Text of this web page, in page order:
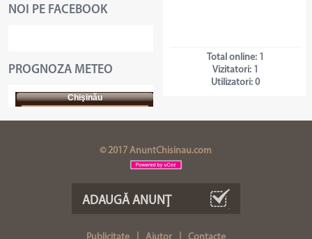
NOI PE FACEBOOK
PROGNOZA METEO
Chişinău
Total online: 1
Vizitatori: 1
Utilizatori:0
© 2017 AnuntChisinau.com
ADAUGĂ ANUNŢ
Publicitate Ajutor Contacte